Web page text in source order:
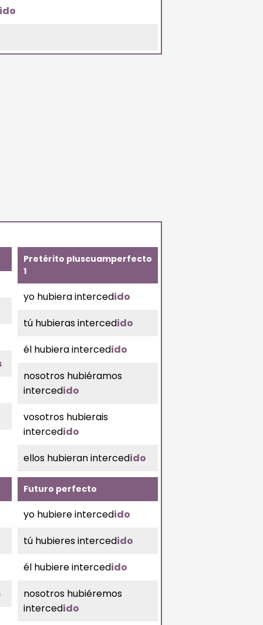
ido
Pretérito pluscuamperfecto
1
yo hubiera intercedido
tú hubieras intercedido
él hubiera intercedido
nosotros hubiéramos
intercedido
vosotros hubierais
intercedido
ellos hubieran intercedido
Futuro perfecto
yo hubiere intercedido
tú hubieres intercedido
él hubiere intercedido
nosotros hubiéremos
intercedido